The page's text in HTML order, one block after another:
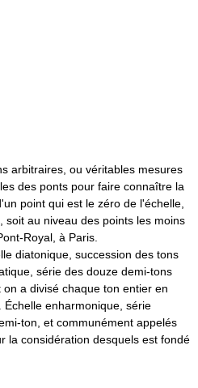
arbitraires, ou véritables mesures
des ponts pour faire connaître la
point qui est le zéro de l'échelle,
soit au niveau des points les moins
Royal, à Paris.
diatonique, succession des tons
série des douze demi-tons
a divisé chaque ton entier en
enharmonique, série
ton, et communément appelés
la considération desquels est fondé